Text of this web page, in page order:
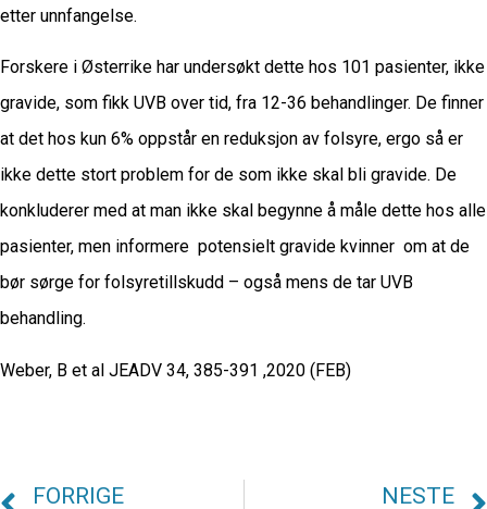
etter unnfangelse.
Forskere i Østerrike har undersøkt dette hos 101 pasienter, ikke
gravide, som fikk UVB over tid, fra 12-36 behandlinger. De finner
at det hos kun 6% oppstår en reduksjon av folsyre, ergo så er
ikke dette stort problem for de som ikke skal bli gravide. De
konkluderer med at man ikke skal begynne å måle dette hos alle
pasienter, men informere potensielt gravide kvinner om at de
bør sørge for folsyretillskudd – også mens de tar UVB
behandling.
Weber, B et al JEADV 34, 385-391 ,2020 (FEB)
FORRIGE NESTE